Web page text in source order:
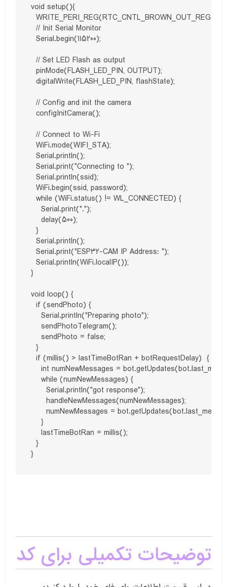
void setup(){
  WRITE_PERI_REG(RTC_CNTL_BROWN_OUT_REG, 0);
  // Init Serial Monitor
  Serial.begin(115200);
  // Set LED Flash as output
  pinMode(FLASH_LED_PIN, OUTPUT);
  digitalWrite(FLASH_LED_PIN, flashState);
  // Config and init the camera
  configInitCamera();
  // Connect to Wi-Fi
  WiFi.mode(WIFI_STA);
  Serial.println();
  Serial.print("Connecting to ");
  Serial.println(ssid);
  WiFi.begin(ssid, password);
  while (WiFi.status() != WL_CONNECTED) {
    Serial.print(".");
    delay(500);
  }
  Serial.println();
  Serial.print("ESP32-CAM IP Address: ");
  Serial.println(WiFi.localIP());
}
void loop() {
  if (sendPhoto) {
    Serial.println("Preparing photo");
    sendPhotoTelegram();
    sendPhoto = false;
  }
  if (millis() > lastTimeBotRan + botRequestDelay)  {
int numNewMessages =
    while (numNewMessages) {
      Serial.println("got response");
      handleNewMessages(numNewMessages);
numNewMessages =
    }
    lastTimeBotRan = millis();
  }
}
توضیحات تکمیلی برای کد